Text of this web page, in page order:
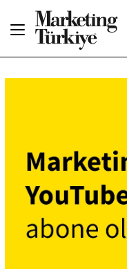
Dergiler
Etkinlikler